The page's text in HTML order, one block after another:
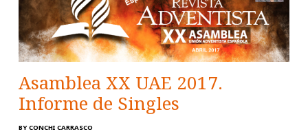
Asamblea XX UAE 2017.
Informe de Singles
BY CONCHI CARRASCO